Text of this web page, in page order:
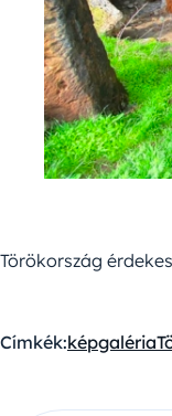
Törökország
Címkék:képgaléria